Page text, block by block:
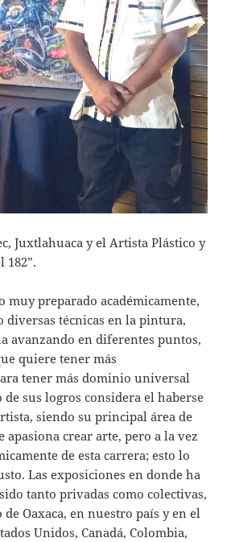
Juxtlahuaca y el Artista Plástico y
182”.
muy preparado académicamente,
diversas técnicas en la pintura,
avanzando en diferentes puntos,
quiere tener más
tener más dominio universal
sus logros considera el haberse
siendo su principal área de
apasiona crear arte, pero a la vez
de esta carrera; esto lo
Las exposiciones en donde ha
tanto privadas como colectivas,
Oaxaca, en nuestro país y en el
Unidos, Canadá, Colombia,